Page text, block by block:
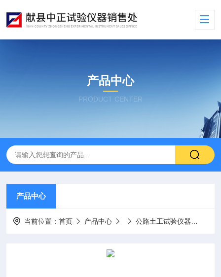
产品中心
PRODUCT CENTER
产品中心
当前位置：首页 产品中心 公路土工试验仪器